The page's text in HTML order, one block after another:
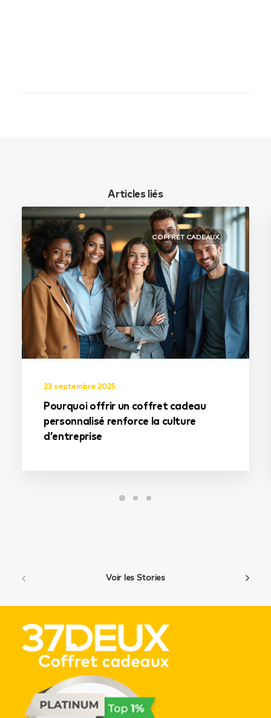
Articles liés
COFFRET CADEAUX
23 septembre 2025
Pourquoi offrir un coffret cadeau
personnalisé renforce la culture
d’entreprise
Voir les Stories